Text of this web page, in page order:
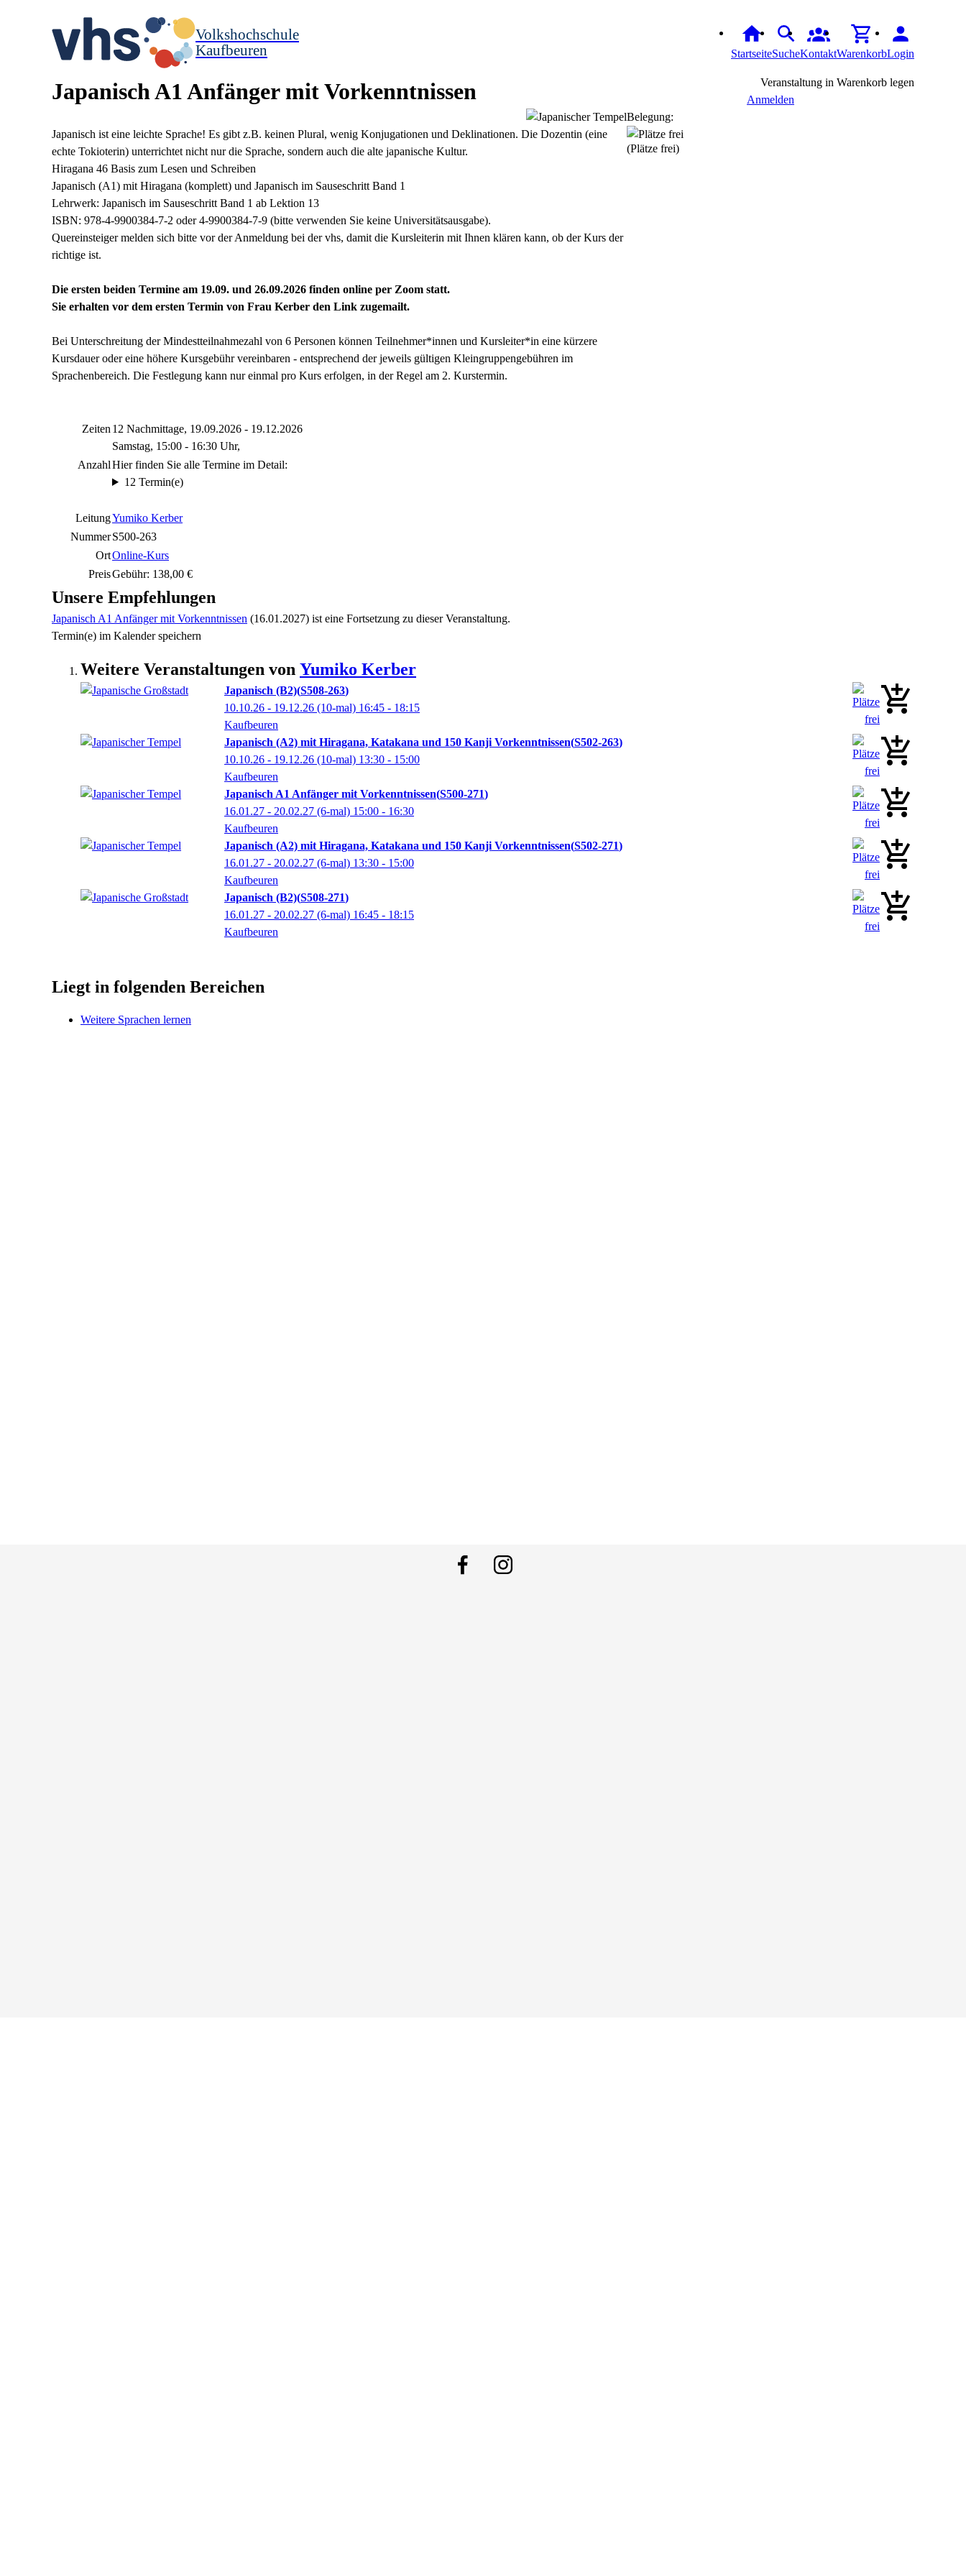
Volkshochschule
Kaufbeuren
StartseiteSucheKontaktWarenkorbLogin
Japanisch A1 Anfänger mit Vorkenntnissen
Japanisch ist eine leichte Sprache! Es gibt z.B. keinen Plural, wenig Konjugationen und Deklinationen. Die Dozentin (eine
echte Tokioterin) unterrichtet nicht nur die Sprache, sondern auch die alte japanische Kultur.
Hiragana 46 Basis zum Lesen und Schreiben
Japanisch (A1) mit Hiragana (komplett) und Japanisch im Sauseschritt Band 1
Lehrwerk: Japanisch im Sauseschritt Band 1 ab Lektion 13
ISBN: 978-4-9900384-7-2 oder 4-9900384-7-9 (bitte verwenden Sie keine Universitätsausgabe).
Quereinsteiger melden sich bitte vor der Anmeldung bei der vhs, damit die Kursleiterin mit Ihnen klären kann, ob der Kurs der
richtige ist.
Die ersten beiden Termine am 19.09. und 26.09.2026 finden online per Zoom statt.
Sie erhalten vor dem ersten Termin von Frau Kerber den Link zugemailt.
Bei Unterschreitung der Mindestteilnahmezahl von 6 Personen können Teilnehmer*innen und Kursleiter*in eine kürzere
Kursdauer oder eine höhere Kursgebühr vereinbaren - entsprechend der jeweils gültigen Kleingruppengebühren im
Sprachenbereich. Die Festlegung kann nur einmal pro Kurs erfolgen, in der Regel am 2. Kurstermin.
Zeiten 12 Nachmittage, 19.09.2026 - 19.12.2026
Samstag, 15:00 - 16:30 Uhr,
AnzahlHier finden Sie alle Termine im Detail:
12 Termin(e)
LeitungYumiko Kerber
NummerS500-263
OrtOnline-Kurs
PreisGebühr: 138,00 €
Veranstaltung in Warenkorb legen
Anmelden
Belegung:
(Plätze frei)
Unsere Empfehlungen
Japanisch A1 Anfänger mit Vorkenntnissen (16.01.2027) ist eine Fortsetzung zu dieser Veranstaltung.
Termin(e) im Kalender speichern
Weitere Veranstaltungen von Yumiko Kerber
Japanisch (B2) S508-263
10.10.26 - 19.12.26 (10-mal) 16:45 - 18:15
Kaufbeuren
Japanisch (A2) mit Hiragana, Katakana und 150 Kanji Vorkenntnissen S502-263
10.10.26 - 19.12.26 (10-mal) 13:30 - 15:00
Kaufbeuren
Japanisch A1 Anfänger mit Vorkenntnissen S500-271
16.01.27 - 20.02.27 (6-mal) 15:00 - 16:30
Kaufbeuren
Japanisch (A2) mit Hiragana, Katakana und 150 Kanji Vorkenntnissen S502-271
16.01.27 - 20.02.27 (6-mal) 13:30 - 15:00
Kaufbeuren
Japanisch (B2) S508-271
16.01.27 - 20.02.27 (6-mal) 16:45 - 18:15
Kaufbeuren
Liegt in folgenden Bereichen
Weitere Sprachen lernen